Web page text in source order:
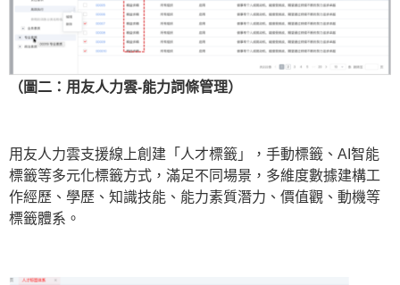
（圖二：用友人力雲-能力詞條管理）
用友人力雲支援線上創建「人才標籤」，手動標籤、AI智能
標籤等多元化標籤方式，滿足不同場景，多維度數據建構工
作經歷、學歷、知識技能、能力素質潛力、價值觀、動機等
標籤體系。